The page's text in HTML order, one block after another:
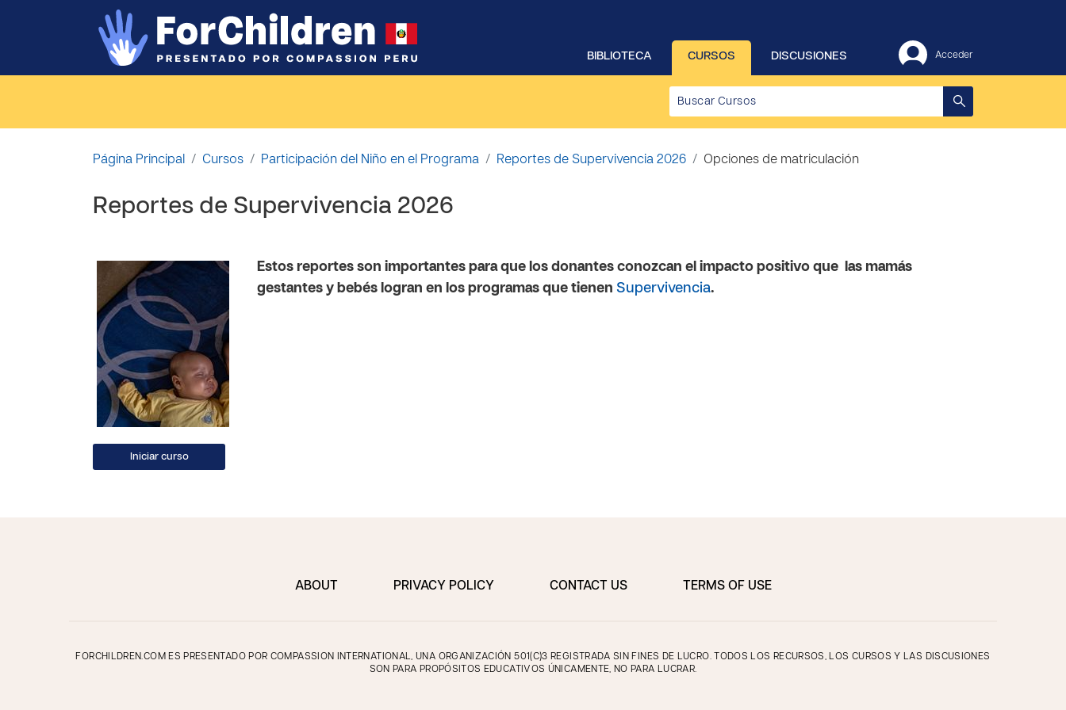
Salta al contenido principal
BIBLIOTECA CURSOS DISCUSIONES Acceder
Página Principal Cursos Participación del Niño en el Programa Reportes de Supervivencia 2026 Opciones de matriculación
Reportes de Supervivencia 2026
Estos reportes son importantes para que los donantes conozcan el impacto positivo que las mamás
gestantes y bebés logran en los programas que tienen Supervivencia.
ABOUT PRIVACY POLICY CONTACT US TERMS OF USE
FORCHILDREN.COM ES PRESENTADO POR COMPASSION INTERNATIONAL, UNA ORGANIZACIÓN 501(C)3 REGISTRADA SIN FINES DE LUCRO. TODOS LOS RECURSOS, LOS CURSOS Y LAS DISCUSIONES
SON PARA PROPÓSITOS EDUCATIVOS ÚNICAMENTE, NO PARA LUCRAR.